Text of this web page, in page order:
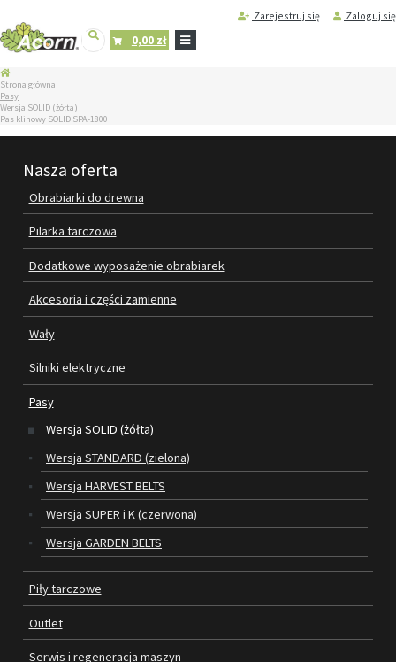
Zarejestruj się Zaloguj się
0,00 zł
STRONA
GŁÓWNA
SERWIS
MASZYN
OBRABIARKI DO DREWNA
DODATKOWE WYPOSAŻENIE
OBRABIAREK
AKCESORIA I CZĘŚCI ZAMIENNE
WAŁY
SILNIKI ELEKTRYCZNE
PIŁY TARCZOWE
OUTLET
SERWIS I REGENERACJA MASZYN
PROMOCJE
REGULAMIN
Strona główna
Pasy
Wersja SOLID (żółta)
Pas klinowy SOLID SPA-1800
Nasza oferta
Obrabiarki do drewna
Pilarka tarczowa
Dodatkowe wyposażenie obrabiarek
Akcesoria i części zamienne
Wały
Silniki elektryczne
Pasy
Wersja SOLID (żółta)
Wersja STANDARD (zielona)
Wersja HARVEST BELTS
Wersja SUPER i K (czerwona)
Wersja GARDEN BELTS
Piły tarczowe
Outlet
Serwis i regeneracja maszyn